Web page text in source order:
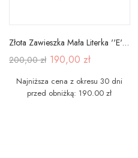
Złota Zawieszka Mała Literka ''E'' pr 585
200,00 zł 190,00 zł
Najniższa cena z okresu 30 dni
przed obniżką: 190.00 zł